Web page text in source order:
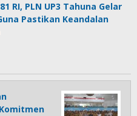
RI, PLN UP3 Tahuna Gelar
Pastikan Keandalan